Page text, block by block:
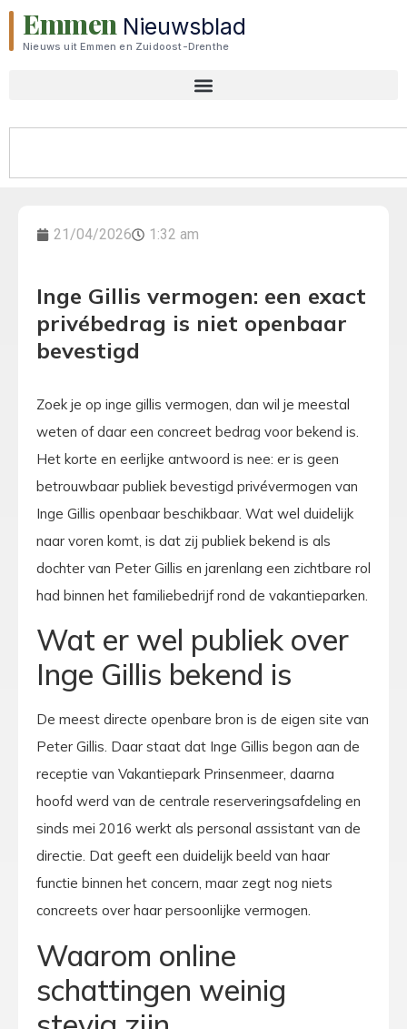
Emmen Nieuwsblad
Nieuws uit Emmen en Zuidoost-Drenthe
21/04/2026 1:32 am
Inge Gillis vermogen: een exact
privébedrag is niet openbaar
bevestigd
Zoek je op inge gillis vermogen, dan wil je meestal
weten of daar een concreet bedrag voor bekend is.
Het korte en eerlijke antwoord is nee: er is geen
betrouwbaar publiek bevestigd privévermogen van
Inge Gillis openbaar beschikbaar. Wat wel duidelijk
naar voren komt, is dat zij publiek bekend is als
dochter van Peter Gillis en jarenlang een zichtbare rol
had binnen het familiebedrijf rond de vakantieparken.
Wat er wel publiek over
Inge Gillis bekend is
De meest directe openbare bron is de eigen site van
Peter Gillis. Daar staat dat Inge Gillis begon aan de
receptie van Vakantiepark Prinsenmeer, daarna
hoofd werd van de centrale reserveringsafdeling en
sinds mei 2016 werkt als personal assistant van de
directie. Dat geeft een duidelijk beeld van haar
functie binnen het concern, maar zegt nog niets
concreets over haar persoonlijke vermogen.
Waarom online
schattingen weinig